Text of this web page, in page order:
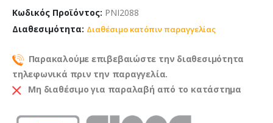
Κωδικός Προϊόντος: PNI2088
Διαθεσιμότητα: Διαθέσιμο κατόπιν παραγγελίας
Παρακαλούμε επιβεβαιώστε την διαθεσιμότητα
τηλεφωνικά πριν την παραγγελία.
Μη διαθέσιμο για παραλαβή από το κατάστημα